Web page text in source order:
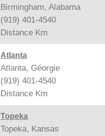
Birmingham, Alabama
(919) 401-4540
Distance Km
Atlanta
Atlanta, Géorgie
(919) 401-4540
Distance Km
Topeka
Topeka, Kansas